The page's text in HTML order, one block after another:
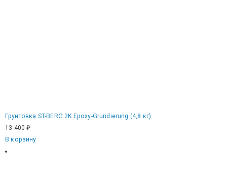
Грунтовка ST-BERG 2K Epoxy-Grundierung (4,8 кг)
13 400₽
В корзину